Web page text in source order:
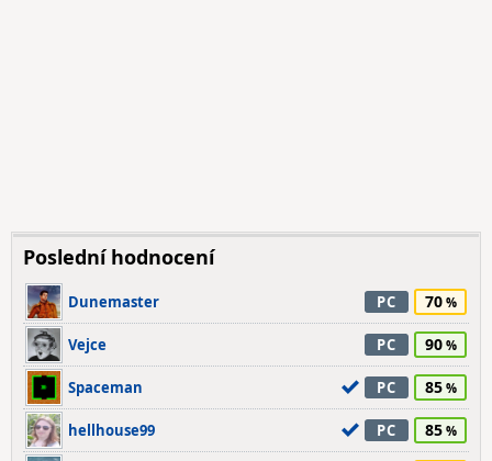
Poslední hodnocení
Dunemaster PC 70
Vejce PC 90
Spaceman PC 85
hellhouse99 PC 85